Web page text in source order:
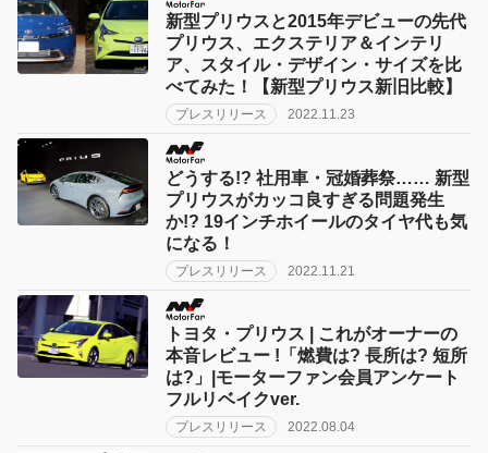
新型プリウスと2015年デビューの先代
プリウス、エクステリア＆インテリ
ア、スタイル・デザイン・サイズを比
べてみた！【新型プリウス新旧比較】
プレスリリース 2022.11.23
どうする!? 社用車・冠婚葬祭…… 新型
プリウスがカッコ良すぎる問題発生
か!? 19インチホイールのタイヤ代も気
になる！
プレスリリース 2022.11.21
トヨタ・プリウス | これがオーナーの
本音レビュー !「燃費は? 長所は? 短所
は?」|モーターファン会員アンケート
フルリベイクver.
プレスリリース 2022.08.04